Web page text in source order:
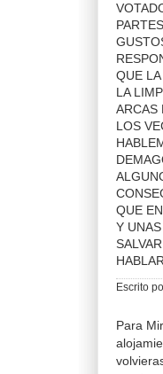
QUE
LA
ARCAS
LOS
QUE
Y
Escrito
Para